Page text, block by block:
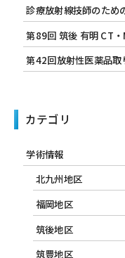
診療放射線技師のため
第89回 筑後 有明 CT
第42回放射性医薬品
カテゴリ
学術情報
北九州地区
福岡地区
筑後地区
筑豊地区